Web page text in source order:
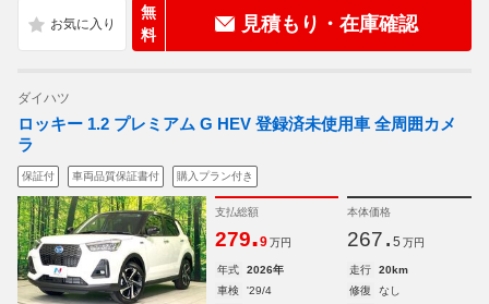
無
料
見積もり・在庫確認
ダイハツ
ロッキー 1.2 プレミアム G HEV 登録済未使用車 全周囲カメ
ラ
保証付 車両品質保証書付 購入プラン付き
支払総額
279.9 万円
本体価格
267. 5 万円
年式 2026年 走行
20km
車検
'29/4 修復
なし